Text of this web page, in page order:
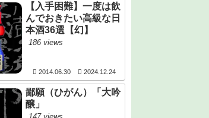
【入手困難】一度は飲
んでおきたい高級な日
本酒36選【幻】
186 views
2014.06.30 2024.12.24
鄙願（ひがん）「大吟
醸」